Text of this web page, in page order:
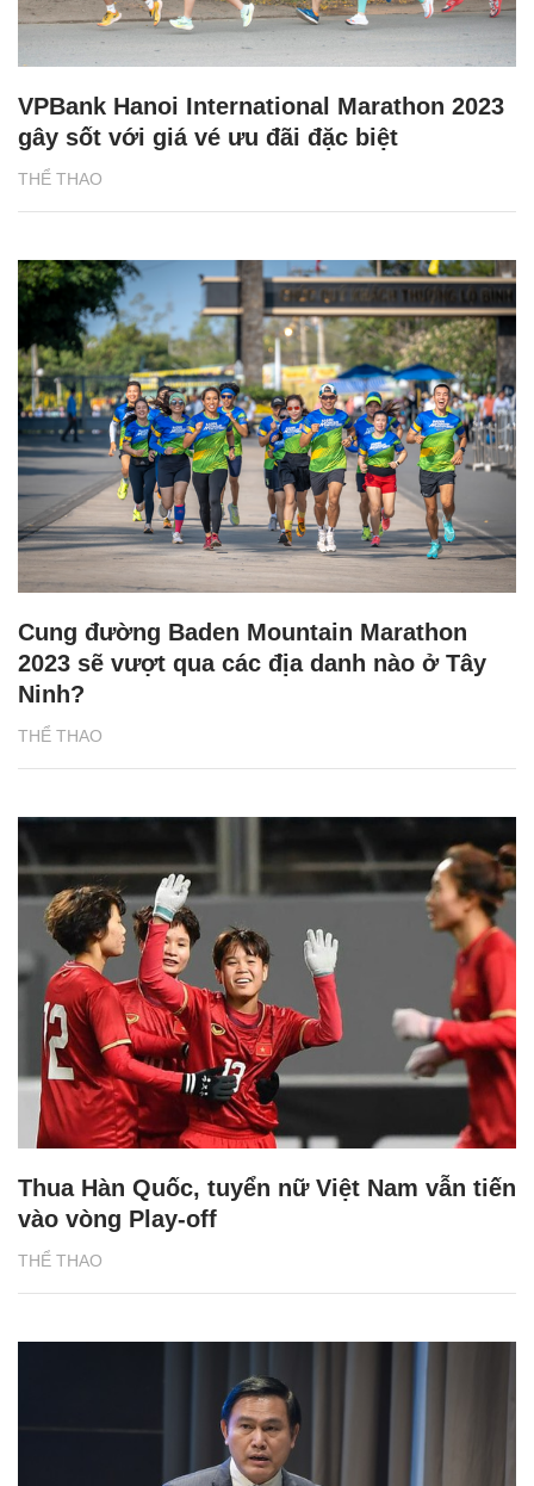
THỂ THAO
VPBank Hanoi International Marathon 2023
gây sốt với giá vé ưu đãi đặc biệt
THỂ THAO
Cung đường Baden Mountain Marathon
2023 sẽ vượt qua các địa danh nào ở Tây
Ninh?
THỂ THAO
Thua Hàn Quốc, tuyển nữ Việt Nam vẫn tiến
vào vòng Play-off